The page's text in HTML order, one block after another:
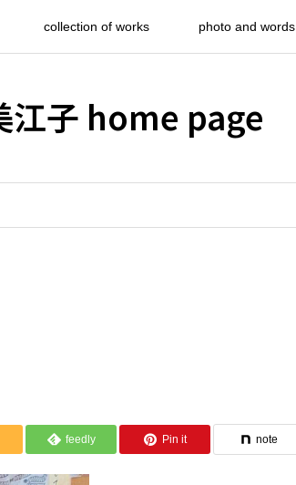
collection of works photo and words
江子 home page
feedly Pin it note